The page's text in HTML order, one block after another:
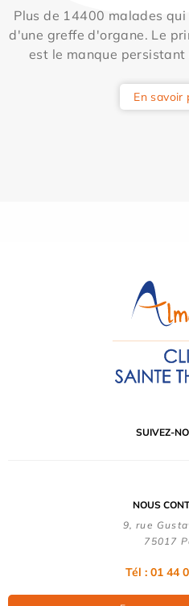
Plus de 14400 malades
d'une greffe d'organe. Le
est le manque
En savoir
SUIVEZ-
NOUS
9, rue
75017
Tél : 01 44